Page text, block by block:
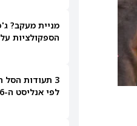
מניית מעקב?
3 תעודות
לפי אנליסט ה-AI – 8/7/2026